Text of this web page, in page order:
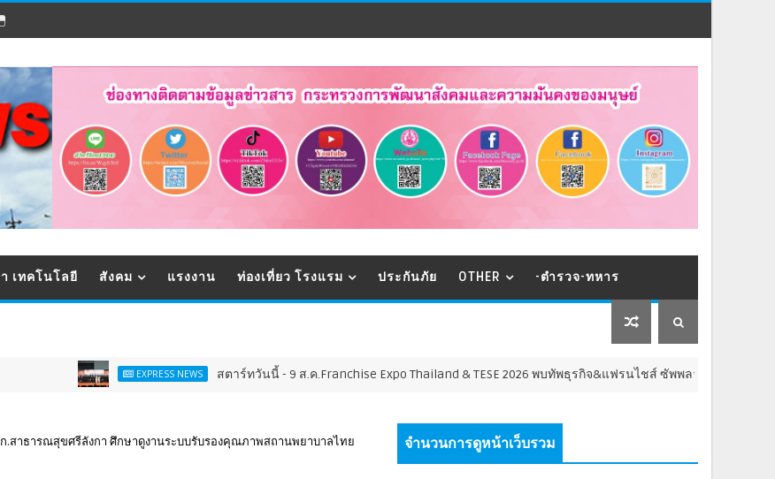
เทคโนโลยี สังคม แรงงาน ท่องเที่ยว โรงแรม ประกันภัย OTHER -ตำรวจ-ทหาร
EXPRESS NEWS สตาร์ทวันนี้ - 9 ส.ค.Franchise Expo Thailand & TESE 2026 พบทัพธุรกิจ&แฟรนไชส์ ซัพพลายเออร์สินค้า เติมรายได้ช่วยเศร
สาธารณสุขศรีลังกา ศึกษาดูงานระบบรับรองคุณภาพสถานพยาบาลไทย
จำนวนการดูหน้าเว็บรวม